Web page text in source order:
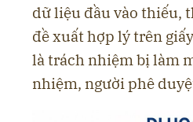
dữ liệu đầu vào thiếu,
đề xuất hợp lý trên
là trách nhiệm bị làm
nhiệm, người phê